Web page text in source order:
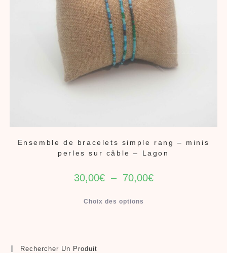
Ensemble de bracelets simple rang – minis
perles sur câble – Lagon
30,00€ – 70,00€
Choix des options
Rechercher Un Produit